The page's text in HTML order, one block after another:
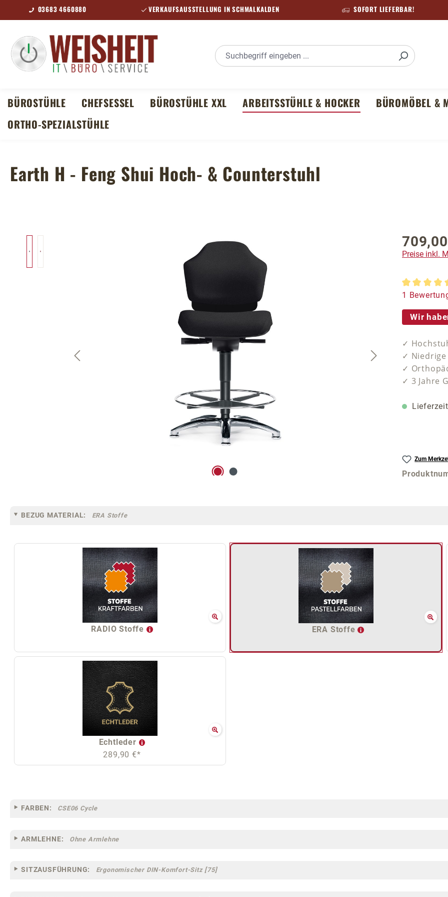
Hauptinhalt springen
Zur Suche springen
Zur Hauptnavigation springen
03683 4660880 VERKAUFSAUSSTELLUNG IN SCHMALKALDEN SOFORT LIEFERBAR!
BÜROSTÜHLE CHEFSESSEL BÜROSTÜHLE XXL ARBEITSSTÜHLE & HOCKER BÜROMÖBEL &
ORTHO-SPEZIALSTÜHLE
Earth H - Feng Shui Hoch- & Counterstuhl
Regulärer
Preise inkl.
1
Wir
✓
✓
✓
✓ 3 Jahre
Zum
BEZUG MATERIAL: ERA Stoffe
RADIO Stoffe ERA Stoffe
Echtleder
289,90 €*
FARBEN: CSE06 Cycle
ARMLEHNE: Ohne Armlehne
SITZAUSFÜHRUNG: Ergonomischer DIN-Komfort-Sitz [75]